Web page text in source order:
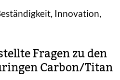
Innovation,
Fragen zu den
Carbon/Titan